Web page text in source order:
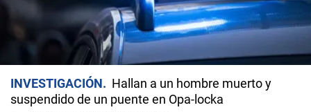
INVESTIGACIÓN
Hallan a un hombre muerto y
suspendido de un puente en Opa-locka